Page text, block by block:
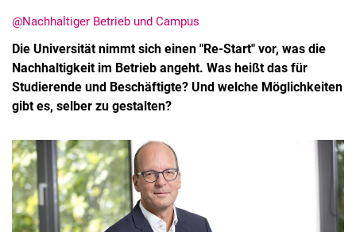
@Nachhaltiger Betrieb und Campus
Die Universität nimmt sich einen "Re-Start" vor, was die
Nachhaltigkeit im Betrieb angeht. Was heißt das für
Studierende und Beschäftigte? Und welche Möglichkeiten
gibt es, selber zu gestalten?